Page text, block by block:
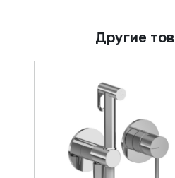
Другие